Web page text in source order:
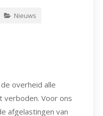
Nieuws
overheid alle
Voor ons
afgelastingen van